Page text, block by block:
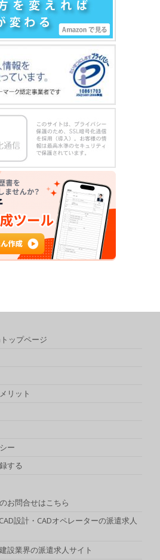
ップページ
リット
ー
する
お問合せはこちら
設計・CADオペレーターの派遣求人
設業界の派遣求人サイト